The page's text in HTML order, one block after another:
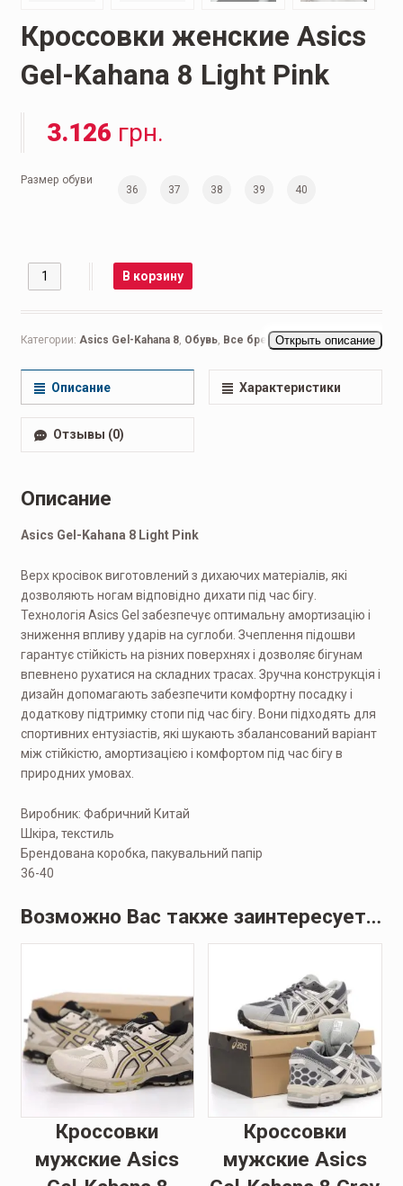
Кроссовки женские Asics
Gel-Kahana 8 Light Pink
3.126 грн.
Размер обуви
36 37 38 39 40
Количество В корзину
Категории: Asics Gel-Kahana 8, Обувь, Все бренды,Asics,Мужская
Открыть описание
Описание Характеристики
Отзывы (0)
Описание
Asics Gel-Kahana 8 Light Pink
Верх кросівок виготовлений з дихаючих матеріалів, які
дозволяють ногам відповідно дихати під час бігу.
Технологія Asics Gel забезпечує оптимальну амортизацію і
зниження впливу ударів на суглоби. Зчеплення підошви
гарантує стійкість на різних поверхнях і дозволяє бігунам
впевнено рухатися на складних трасах. Зручна конструкція і
дизайн допомагають забезпечити комфортну посадку і
додаткову підтримку стопи під час бігу. Вони підходять для
спортивних ентузіастів, які шукають збалансований варіант
між стійкістю, амортизацією і комфортом під час бігу в
природних умовах.
Виробник: Фабричний Китай
Шкіра, текстиль
Брендована коробка, пакувальний папір
36-40
Возможно Вас также заинтересует…
Кроссовки
мужские Asics
Кроссовки
мужские Asics